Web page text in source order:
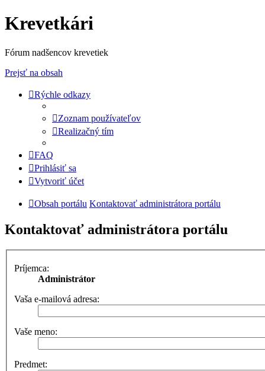
Krevetkári
Fórum nadšencov krevetiek
Prejsť na obsah
Rýchle odkazy
Zoznam používateľov
Realizačný tím
FAQ
Prihlásiť sa
Vytvoriť účet
Obsah portálu Kontaktovať administrátora portálu
Kontaktovať administrátora portálu
Príjemca:
Administrátor
Vaša e-mailová adresa:
Vaše meno:
Predmet: